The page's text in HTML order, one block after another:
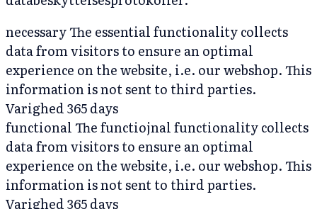
necessaryThe essential functionality collects
data from visitors to ensure an optimal
experience on the website, i.e. our webshop. This
information is not sent to third parties.
Varighed365 days
functionalThe functiojnal functionality collects
data from visitors to ensure an optimal
experience on the website, i.e. our webshop. This
information is not sent to third parties.
Varighed365 days